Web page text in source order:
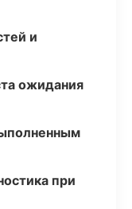
и
ожидания
при